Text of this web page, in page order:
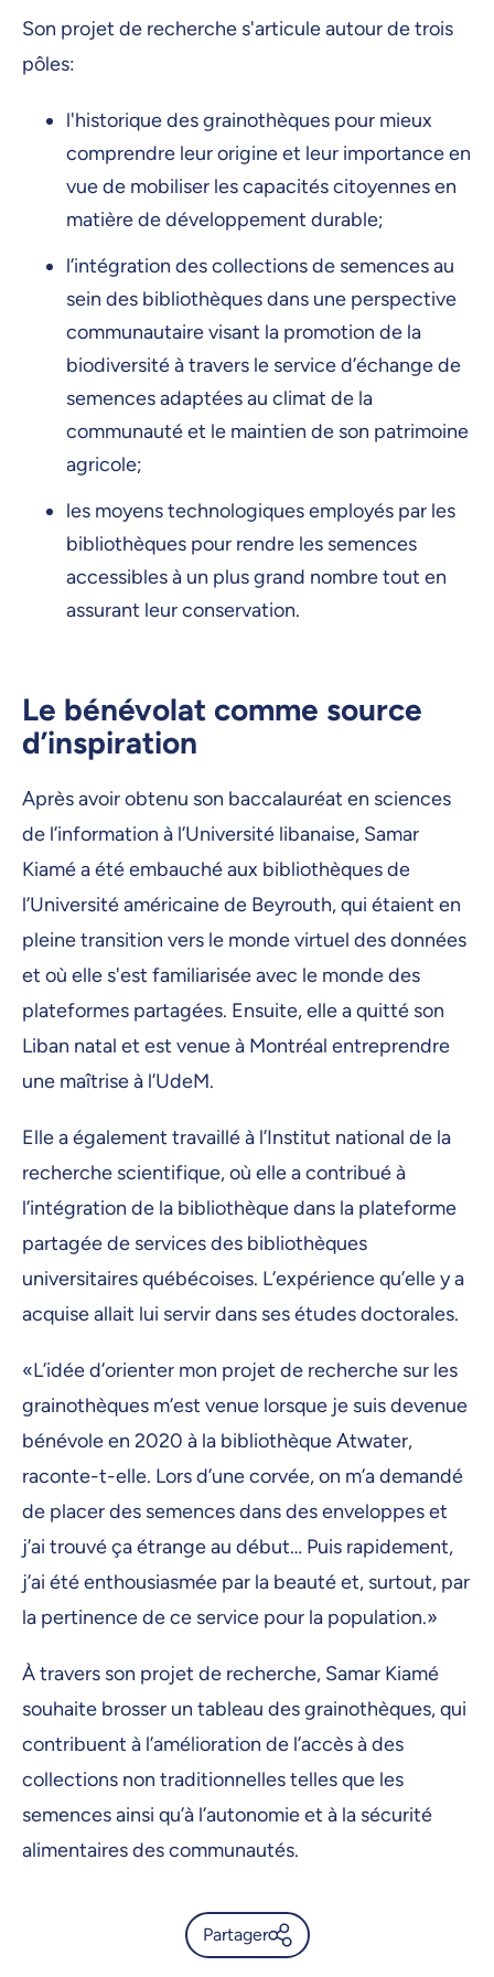
Son projet de recherche s'articule autour de trois
pôles:
l'historique des grainothèques pour mieux
comprendre leur origine et leur importance en
vue de mobiliser les capacités citoyennes en
matière de développement durable;
l’intégration des collections de semences au
sein des bibliothèques dans une perspective
communautaire visant la promotion de la
biodiversité à travers le service d’échange de
semences adaptées au climat de la
communauté et le maintien de son patrimoine
agricole;
les moyens technologiques employés par les
bibliothèques pour rendre les semences
accessibles à un plus grand nombre tout en
assurant leur conservation.
Le bénévolat comme source
d’inspiration
Après avoir obtenu son baccalauréat en sciences
de l’information à l’Université libanaise, Samar
Kiamé a été embauché aux bibliothèques de
l’Université américaine de Beyrouth, qui étaient en
pleine transition vers le monde virtuel des données
et où elle s'est familiarisée avec le monde des
plateformes partagées. Ensuite, elle a quitté son
Liban natal et est venue à Montréal entreprendre
une maîtrise à l’UdeM.
Elle a également travaillé à l’Institut national de la
recherche scientifique, où elle a contribué à
l’intégration de la bibliothèque dans la plateforme
partagée de services des bibliothèques
universitaires québécoises. L’expérience qu’elle y a
acquise allait lui servir dans ses études doctorales.
«L’idée d’orienter mon projet de recherche sur les
grainothèques m’est venue lorsque je suis devenue
bénévole en 2020 à la bibliothèque Atwater,
raconte-t-elle. Lors d’une corvée, on m’a demandé
de placer des semences dans des enveloppes et
j’ai trouvé ça étrange au début… Puis rapidement,
j’ai été enthousiasmée par la beauté et, surtout, par
la pertinence de ce service pour la population.»
À travers son projet de recherche, Samar Kiamé
souhaite brosser un tableau des grainothèques, qui
contribuent à l’amélioration de l’accès à des
collections non traditionnelles telles que les
semences ainsi qu’à l’autonomie et à la sécurité
alimentaires des communautés.
Partager